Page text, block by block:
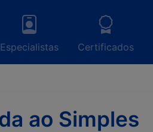
Especialistas Certificados
ao Simples